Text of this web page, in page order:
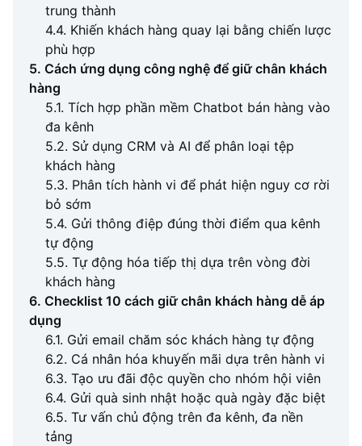
trung thành
4.4. Khiến khách hàng quay lại bằng chiến lược
phù hợp
5. Cách ứng dụng công nghệ để giữ chân khách
hàng
5.1. Tích hợp phần mềm Chatbot bán hàng vào
đa kênh
5.2. Sử dụng CRM và AI để phân loại tệp
khách hàng
5.3. Phân tích hành vi để phát hiện nguy cơ rời
bỏ sớm
5.4. Gửi thông điệp đúng thời điểm qua kênh
tự động
5.5. Tự động hóa tiếp thị dựa trên vòng đời
khách hàng
6. Checklist 10 cách giữ chân khách hàng dễ áp
dụng
6.1. Gửi email chăm sóc khách hàng tự động
6.2. Cá nhân hóa khuyến mãi dựa trên hành vi
6.3. Tạo ưu đãi độc quyền cho nhóm hội viên
6.4. Gửi quà sinh nhật hoặc quà ngày đặc biệt
6.5. Tư vấn chủ động trên đa kênh, đa nền
tảng